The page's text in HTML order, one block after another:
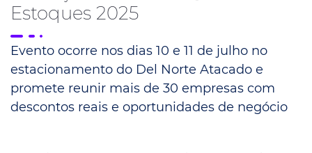
Estoques 2025
Evento ocorre nos dias 10 e 11 de julho no
estacionamento do Del Norte Atacado e
promete reunir mais de 30 empresas com
descontos reais e oportunidades de negócio